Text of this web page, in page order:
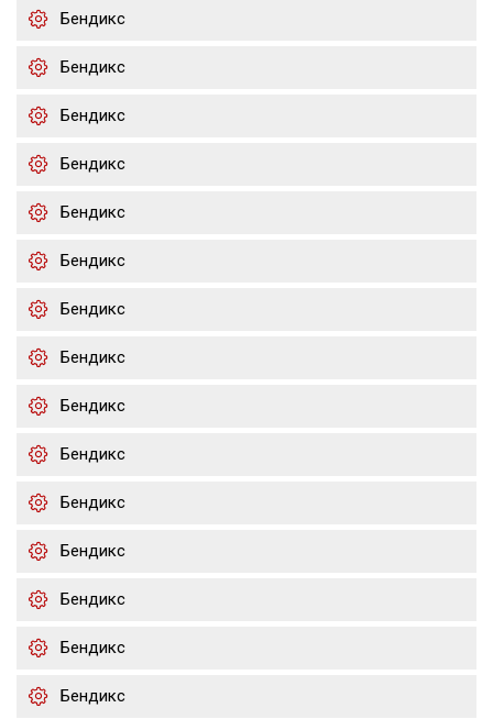
Бендикс
Бендикс
Бендикс
Бендикс
Бендикс
Бендикс
Бендикс
Бендикс
Бендикс
Бендикс
Бендикс
Бендикс
Бендикс
Бендикс
Бендикс